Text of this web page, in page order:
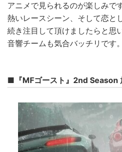
アニメで見られるのが楽しみで
熱いレースシーン、そして恋と
続き注目して頂けましたらと思
音響チームも気合バッチリです
■『MFゴースト』2nd Season